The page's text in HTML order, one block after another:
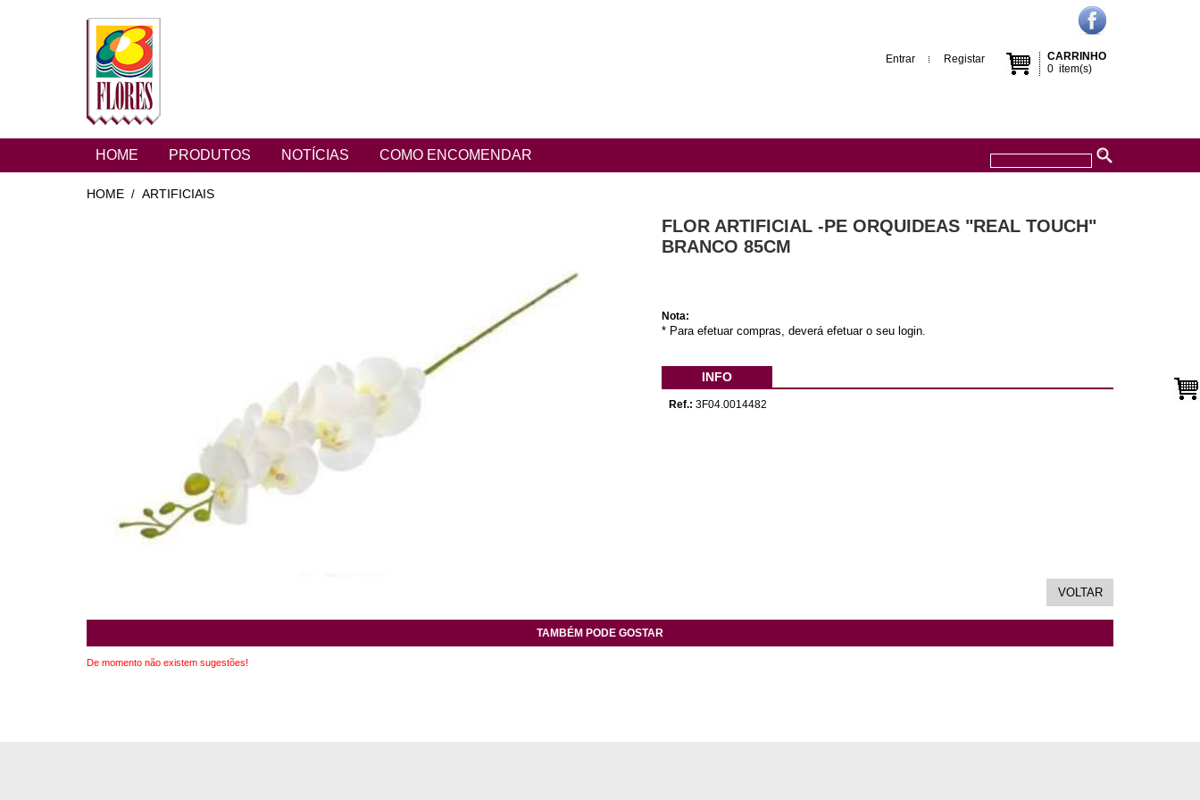
CARRINHO
0 item(s)
Entrar Registar
HOME PRODUTOS NOTÍCIAS COMO ENCOMENDAR
HOME / ARTIFICIAIS
FLOR ARTIFICIAL -PE ORQUIDEAS "REAL TOUCH"
BRANCO 85CM
Nota:
* Para efetuar compras, deverá efetuar o seu login.
INFO
Ref.: 3F04.0014482
TAMBÉM PODE GOSTAR
De momento não existem sugestões!